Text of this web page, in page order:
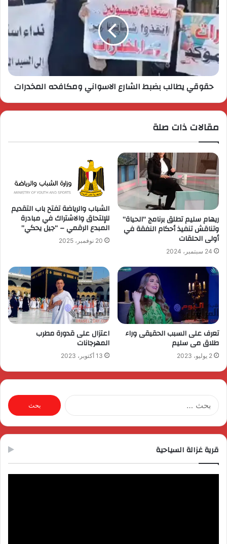
حقوقي يطالب بضبط الشارع الاسواني ومكافحه المخدرات
مقالات ذات صلة
ريهام سليم تطلق برنامج “الحياة”
وتناقش تنفيذ أحكام النفقة في
أولى الحلقات
24 سبتمبر، 2024
الشباب والرياضة تفتح باب التقديم
للإلتحاق والاشتراك في مبادرة
المبدع الرقمي – “جيل يحكي”
20 نوفمبر، 2025
تعرف على السبب الحقيقى وراء
طلاق مى سليم
2 يوليو، 2023
اعتزال على قدورة مطرب
المهرجانات
13 أكتوبر، 2023
البحث
عن:
قرية غزالة السياحية